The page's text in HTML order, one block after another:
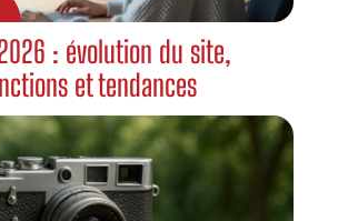
: évolution du site,
et tendances